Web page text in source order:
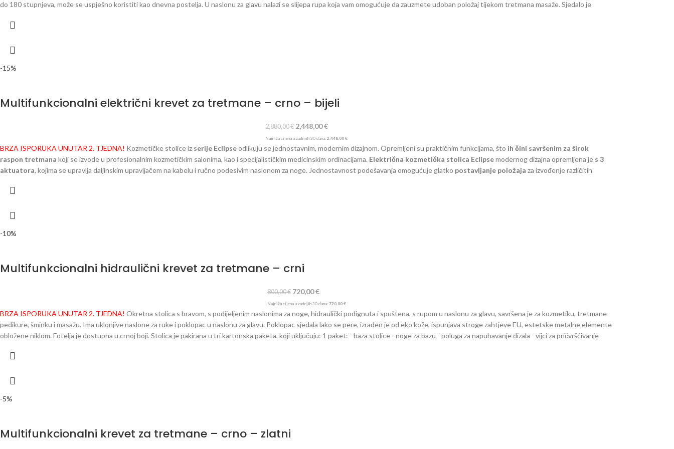
do 180 stupnjeva, može se uspješno koristiti kao dnevna postelja. U naslonu za glavu nalazi se slijepa rupa koja vam omogućuje da zauzmete udoban položaj tijekom tretmana masaže. Sjedalo je
Raspon podešavanja visine 72-89,5 cm
138 x 65 x 65 cm
-15%
Multifunkcionalni električni krevet za tretmane – crno – bijeli
2,880,00€ 2,448,00€
Najniža cijena u zadnjih 30 dana: 2,448,00 €
BRZA ISPORUKA UNUTAR 2. TJEDNA! Kozmetičke stolice iz serije Eclipseodlikuju se jednostavnim, modernim dizajnom. Opremljeni su praktičnim funkcijama, što ih čini savršenim za širok
raspon tretmana koji se izvode u profesionalnim kozmetičkim salonima, kao i specijalističkim medicinskim ordinacijama. Električna kozmetička stolica Eclipsemodernog dizajna opremljena je s 3
aktuatora, kojima se upravlja daljinskim upravljačem na kabelu i ručno podesivim naslonom za noge. Jednostavnost podešavanja omogućuje glatko postavljanje položaja za izvođenje različitih
naslon i kolijevka. Osim toga,
se posebna metalna
-10%
Multifunkcionalni hidraulični krevet za tretmane – crni
800,00€ 720,00€
Najniža cijena u zadnjih 30 dana: 720,00 €
BRZA ISPORUKA UNUTAR 2. TJEDNA! Okretna stolica s bravom, s podijeljenim naslonima za noge, hidraulički podignuta i spuštena, s rupom u naslonu za glavu, savršena je za kozmetiku, tretmane
pedikure, šminku i masažu. Ima uklonjive naslone za ruke i poklopac u naslonu za glavu. Poklopac sjedala lako se pere, izrađen je od eko kože, ispunjava stroge zahtjeve EU, estetske metalne elemente
obložene niklom. Fotelja je dostupna u crnoj boji. Stolica je pakirana u tri kartonska paketa, koji uključuju: 1 paket: - baza stolice - noge za bazu - poluga za napuhavanje dizala - vijci za pričvršćivanje
montažu - Jamstvo Dimenzije fotelje: - sjedalo u ležećem položaju s naslonom za glavu 63 x 180 cm - visina min. 64 cm - visina max. 80 cm Europska verzija - baza 55 x 106,5 cm
-5%
Multifunkcionalni krevet za tretmane – crno – zlatni